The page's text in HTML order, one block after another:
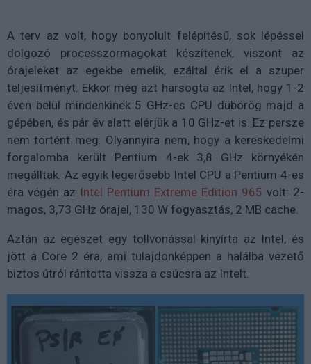
A terv az volt, hogy bonyolult felépítésű, sok lépéssel
dolgozó processzormagokat készítenek, viszont az
órajeleket az egekbe emelik, ezáltal érik el a szuper
teljesítményt. Ekkor még azt harsogta az Intel, hogy 1-2
éven belül mindenkinek 5 GHz-es CPU dübörög majd a
gépében, és pár év alatt elérjük a 10 GHz-et is. Ez persze
nem történt meg. Olyannyira nem, hogy a kereskedelmi
forgalomba került Pentium 4-ek 3,8 GHz környékén
megálltak. Az egyik legerősebb Intel CPU a Pentium 4-es
éra végén az Intel Pentium Extreme Edition 965 volt: 2-
magos, 3,73 GHz órajel, 130 W fogyasztás, 2 MB cache.
Aztán az egészet egy tollvonással kinyírta az Intel, és
jött a Core 2 éra, ami tulajdonképpen a halálba vezető
biztos útról rántotta vissza a csúcsra az Intelt.